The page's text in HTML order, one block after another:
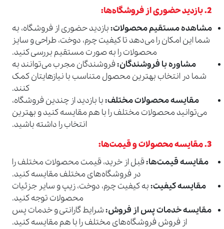
2. بازدید حضوری از فروشگاه‌ها:
مشاهده مستقیم محصولات:بازدید حضوری از فروشگاه، به
شما این امکان را می‌دهد تا کیفیت چرم، دوخت، طراحی و سایز
محصولات را به صورت مستقیم بررسی کنید.
مشاوره با فروشندگان:فروشندگان مجرب می‌توانند به
شما در انتخاب بهترین محصول متناسب با نیازهایتان کمک
کنند.
مقایسه محصولات مختلف:با بازدید از چندین فروشگاه،
می‌توانید محصولات مختلف را با هم مقایسه کنید و بهترین
انتخاب را داشته باشید.
3. مقایسه محصولات و قیمت‌ها:
مقایسه قیمت‌ها:قبل از خرید، قیمت محصولات مختلف را
در فروشگاه‌های مختلف مقایسه کنید.
مقایسه کیفیت:به کیفیت چرم، دوخت، زیپ و سایر جزئیات
محصولات توجه کنید.
مقایسه خدمات پس از فروش:شرایط گارانتی و خدمات پس
از فروش فروشگاه‌های مختلف را با هم مقایسه کنید.